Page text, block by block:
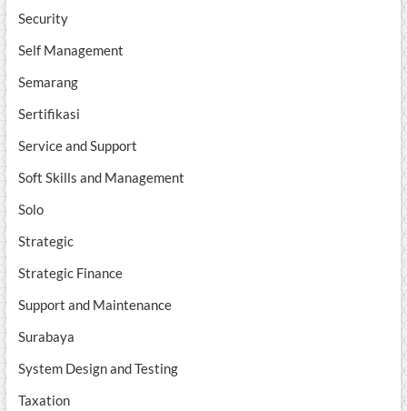
Security
Self Management
Semarang
Sertifikasi
Service and Support
Soft Skills and Management
Solo
Strategic
Strategic Finance
Support and Maintenance
Surabaya
System Design and Testing
Taxation